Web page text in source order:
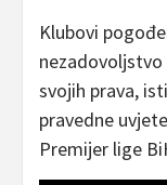
Klubovi
svojih prava,
pravedne
Premijer lige